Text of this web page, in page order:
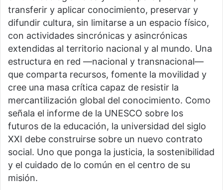
transferir y aplicar conocimiento, preservar y
difundir cultura, sin limitarse a un espacio físico,
con actividades sincrónicas y asincrónicas
extendidas al territorio nacional y al mundo. Una
estructura en red —nacional y transnacional—
que comparta recursos, fomente la movilidad y
cree una masa crítica capaz de resistir la
mercantilización global del conocimiento. Como
señala el informe de la UNESCO sobre los
futuros de la educación, la universidad del siglo
XXI debe construirse sobre un nuevo contrato
social. Uno que ponga la justicia, la sostenibilidad
y el cuidado de lo común en el centro de su
misión.